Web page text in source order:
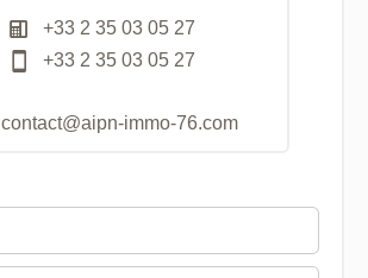
+33 2 35 03 05 27
+33 2 35 03 05 27
contact@aipn-immo-76.com